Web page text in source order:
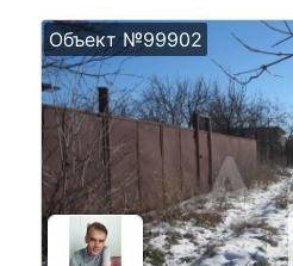
Объект №99902